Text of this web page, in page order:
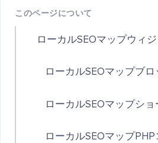
このページについて
ローカルSEOマップウィジ
ローカルSEOマップブロ
ローカルSEOマップショ
ローカルSEOマップPHP